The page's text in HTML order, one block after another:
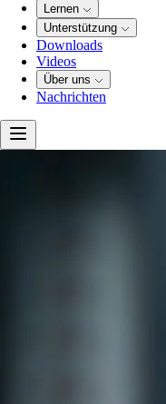
Lernen
Unterstützung
Downloads
Videos
Über uns
Nachrichten